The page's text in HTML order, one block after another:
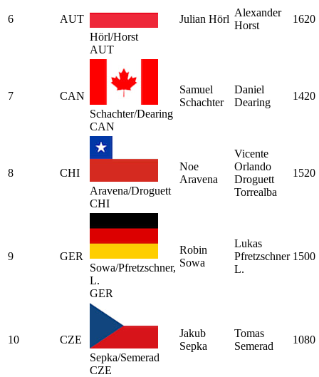
6
AUT
Hörl/Horst
AUT
Julian Hörl
Alexander
Horst
1620
7
CAN
Schachter/Dearing
CAN
Samuel
Schachter
Daniel
Dearing
1420
8
CHI
Aravena/Droguett
CHI
Noe
Aravena
Vicente
Orlando
Droguett
Torrealba
1520
9
GER
Sowa/Pfretzschner,
L.
GER
Robin
Sowa
Lukas
Pfretzschner
L.
1500
10
CZE
Sepka/Semerad
CZE
Jakub
Sepka
Tomas
Semerad
1080